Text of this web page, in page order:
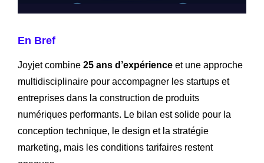
En Bref
Joyjet combine 25 ans d’expérience et une approche
multidisciplinaire pour accompagner les startups et
entreprises dans la construction de produits
numériques performants. Le bilan est solide pour la
conception technique, le design et la stratégie
marketing, mais les conditions tarifaires restent